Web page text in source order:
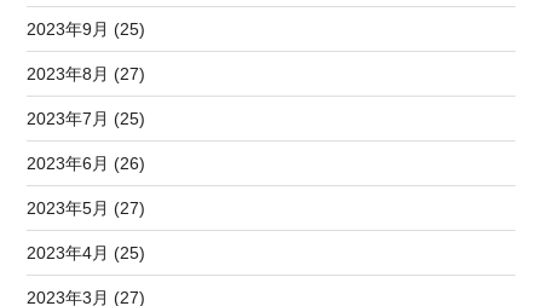
2023年9月 (25)
2023年8月 (27)
2023年7月 (25)
2023年6月 (26)
2023年5月 (27)
2023年4月 (25)
2023年3月 (27)